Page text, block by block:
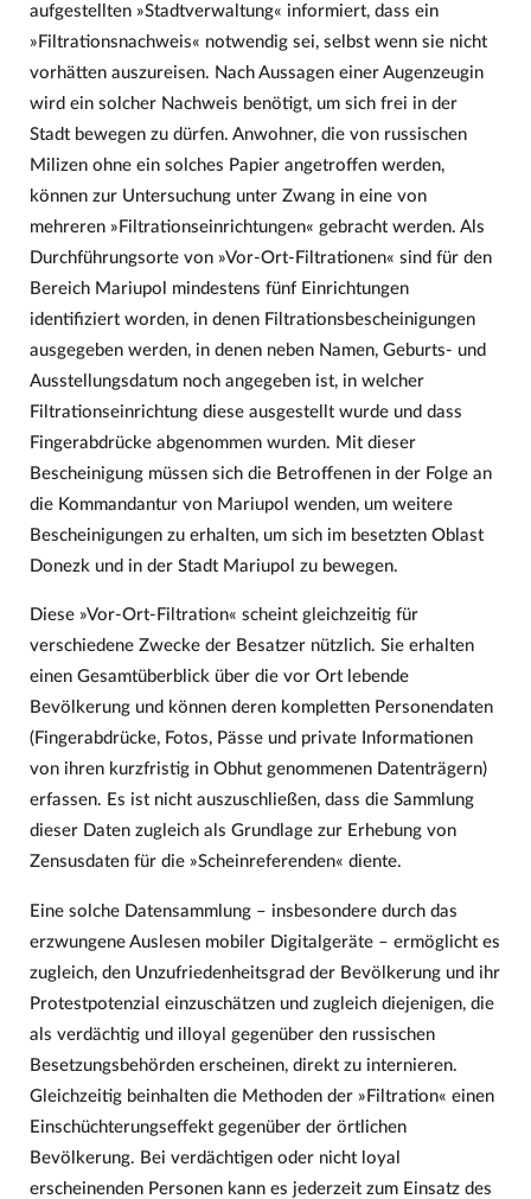
aufgestellten »Stadtverwaltung« informiert, dass ein
»Filtrationsnachweis« notwendig sei, selbst wenn sie nicht
vorhätten auszureisen. Nach Aussagen einer Augenzeugin
wird ein solcher Nachweis benötigt, um sich frei in der
Stadt bewegen zu dürfen. Anwohner, die von russischen
Milizen ohne ein solches Papier angetroffen werden,
können zur Untersuchung unter Zwang in eine von
mehreren »Filtrationseinrichtungen« gebracht werden. Als
Durchführungsorte von »Vor-Ort-Filtrationen« sind für den
Bereich Mariupol mindestens fünf Einrichtungen
identifiziert worden, in denen Filtrationsbescheinigungen
ausgegeben werden, in denen neben Namen, Geburts- und
Ausstellungsdatum noch angegeben ist, in welcher
Filtrationseinrichtung diese ausgestellt wurde und dass
Fingerabdrücke abgenommen wurden. Mit dieser
Bescheinigung müssen sich die Betroffenen in der Folge an
die Kommandantur von Mariupol wenden, um weitere
Bescheinigungen zu erhalten, um sich im besetzten Oblast
Donezk und in der Stadt Mariupol zu bewegen.
Diese »Vor-Ort-Filtration« scheint gleichzeitig für
verschiedene Zwecke der Besatzer nützlich. Sie erhalten
einen Gesamtüberblick über die vor Ort lebende
Bevölkerung und können deren kompletten Personendaten
(Fingerabdrücke, Fotos, Pässe und private Informationen
von ihren kurzfristig in Obhut genommenen Datenträgern)
erfassen. Es ist nicht auszuschließen, dass die Sammlung
dieser Daten zugleich als Grundlage zur Erhebung von
Zensusdaten für die »Scheinreferenden« diente.
Eine solche Datensammlung – insbesondere durch das
erzwungene Auslesen mobiler Digitalgeräte – ermöglicht es
zugleich, den Unzufriedenheitsgrad der Bevölkerung und ihr
Protestpotenzial einzuschätzen und zugleich diejenigen, die
als verdächtig und illoyal gegenüber den russischen
Besetzungsbehörden erscheinen, direkt zu internieren.
Gleichzeitig beinhalten die Methoden der »Filtration« einen
Einschüchterungseffekt gegenüber der örtlichen
Bevölkerung. Bei verdächtigen oder nicht loyal
erscheinenden Personen kann es jederzeit zum Einsatz des